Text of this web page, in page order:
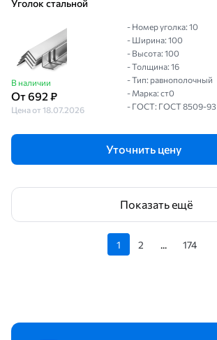
Уголок стальной
В наличии
От 692 ₽
Цена от 18.07.2026
- Номер уголка: 10
- Ширина: 100
- Высота: 100
- Толщина: 16
- Тип: равнополочный
- Марка: ст0
- ГОСТ: ГОСТ 8509-93
Уточнить цену
Показать ещё
1 2 ... 174